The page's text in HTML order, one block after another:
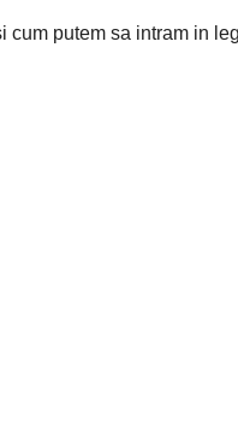
cum putem sa intram in